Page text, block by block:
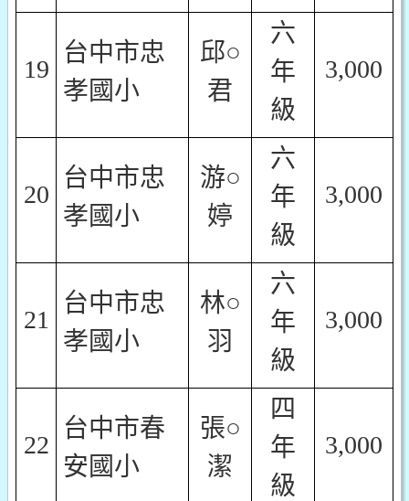
19
台中市忠
孝國小
邱○
君
六
年
級
3,000
20
台中市忠
孝國小
游○
婷
六
年
級
3,000
21
台中市忠
孝國小
林○
羽
六
年
級
3,000
22
台中市春
安國小
張○
潔
四
年
級
3,000